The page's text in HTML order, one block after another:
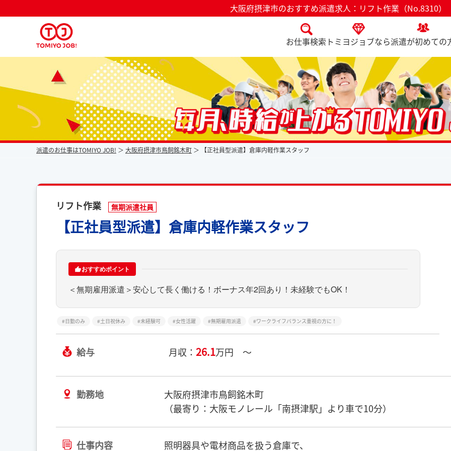
大阪府摂津市のおすすめ派遣求人：リフト作業（No.8310）
お仕事検索 トミヨジョブなら派遣が初めての
派遣なら毎月時給が上がるトミヨジョブ
派遣のお仕事はTOMIYO JOB! 大阪府摂津市鳥飼銘木町 【正社員型派遣】倉庫内軽作業スタッフ
リフト作業 無期派遣社員
【正社員型派遣】倉庫内軽作業スタッフ
おすすめポイント
＜無期雇用派遣＞安心して長く働ける！ボーナス年2回あり！未経験でもOK！
日勤のみ 土日祝休み 未経験可 女性活躍 無期雇用派遣 ワークライフバランス重視の方に！
給与 月収： 26.1万円 ～
勤務地
大阪府摂津市鳥飼銘木町
（最寄り：大阪モノレール「南摂津駅」より車で10分）
仕事内容
照明器具や電材商品を扱う倉庫で、